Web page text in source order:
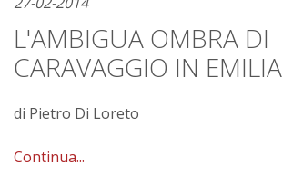
L'AMBIGUA OMBRA DI
CARAVAGGIO IN EMILIA
di Pietro Di Loreto
Continua...